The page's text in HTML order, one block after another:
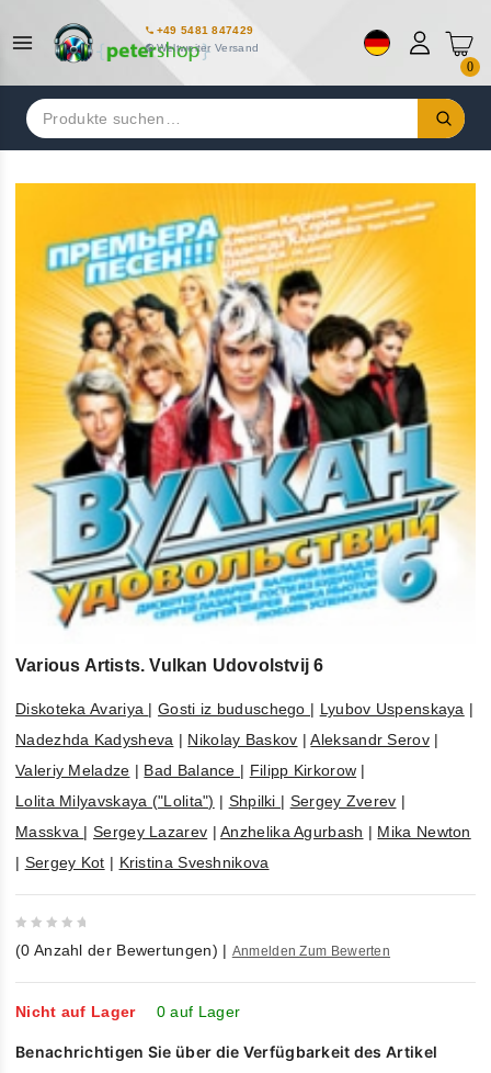
+49 5481 847429
Weltweiter Versand
0
Suchen
nach:
Various Artists. Vulkan Udovolstvij 6
Diskoteka Avariya |Gosti iz buduschego | Lyubov Uspenskaya |
Nadezhda Kadysheva | Nikolay Baskov |Aleksandr Serov|
Valeriy Meladze | Bad Balance | Filipp Kirkorow |
Lolita Milyavskaya ("Lolita") | Shpilki | Sergey Zverev |
Masskva |Sergey Lazarev |Anzhelika Agurbash | Mika Newton
| Sergey Kot | Kristina Sveshnikova
out
of
5
(0 Anzahl der Bewertungen) | Anmelden Zum Bewerten
Nicht auf Lager 0 auf Lager
Benachrichtigen Sie über die Verfügbarkeit des Artikel